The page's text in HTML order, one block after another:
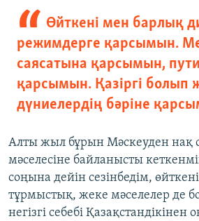
Өйткені мен барлық
режимдерге қарсымын.
саясатына қарсымын,
қарсымын. Қазіргі болып
дүниелердің бәріне
Алты жыл бұрын Мәскеуден нақ
мәселесіне байланысты
соңына дейін сезінбедім,
тұрмыстық, жеке мәселелер де
негізгі себебі